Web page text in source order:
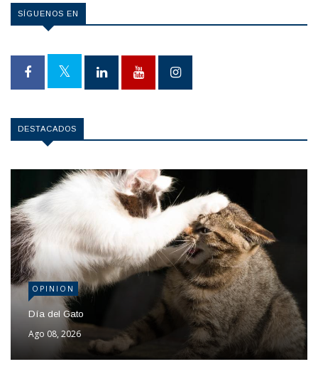
SÍGUENOS EN
DESTACADOS
OPINION
Día del Gato
Ago 08, 2026